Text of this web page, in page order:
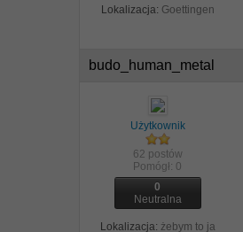
Lokalizacja: Goettingen
budo_human_metal
Użytkownik
62 postów
Pomógł: 0
0
Neutralna
Lokalizacja: żebym to ja